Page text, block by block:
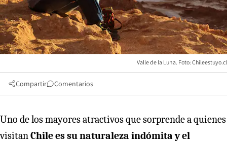
Valle de la Luna. Foto: Chileestuyo.cl
Compartir Comentarios
Uno de los mayores atractivos que sorprende a quienes
visitanChile es su naturaleza indómita y el